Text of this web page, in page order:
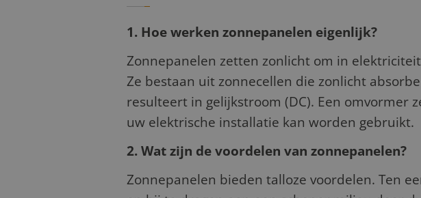
1. Hoe werken zonnepanelen eigenlijk?
Zonnepanelen zetten zonlicht om in
Ze bestaan uit zonnecellen die zonlicht
resulteert in gelijkstroom (DC). Een omvormer
uw elektrische installatie kan worden gebruikt.
2. Wat zijn de voordelen van zonnepanelen?
Zonnepanelen bieden talloze voordelen. Ten